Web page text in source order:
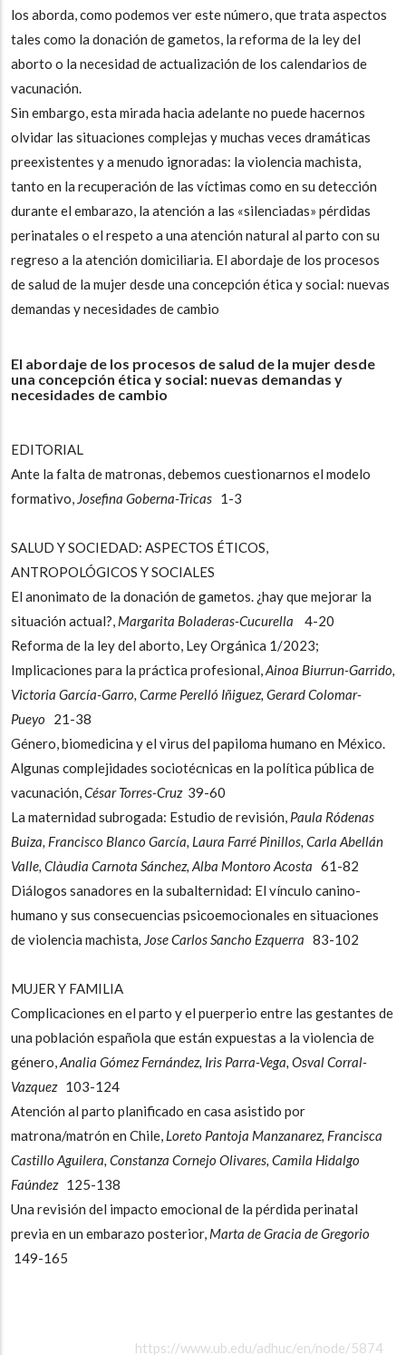
los aborda, como podemos ver este número, que trata aspectos
tales como la donación de gametos, la reforma de la ley del
aborto o la necesidad de actualización de los calendarios de
vacunación.
Sin embargo, esta mirada hacia adelante no puede hacernos
olvidar las situaciones complejas y muchas veces dramáticas
preexistentes y a menudo ignoradas: la violencia machista,
tanto en la recuperación de las víctimas como en su detección
durante el embarazo, la atención a las «silenciadas» pérdidas
perinatales o el respeto a una atención natural al parto con su
regreso a la atención domiciliaria. El abordaje de los procesos
de salud de la mujer desde una concepción ética y social: nuevas
demandas y necesidades de cambio
El abordaje de los procesos de salud de la mujer desde
una concepción ética y social: nuevas demandas y
necesidades de cambio
EDITORIAL
Ante la falta de matronas, debemos cuestionarnos el modelo
formativo, Josefina Goberna-Tricas 1-3
SALUD Y SOCIEDAD: ASPECTOS ÉTICOS,
ANTROPOLÓGICOS Y SOCIALES
El anonimato de la donación de gametos. ¿hay que mejorar la
situación actual?, Margarita Boladeras-Cucurella
4-20
Reforma de la ley del aborto, Ley Orgánica 1/2023;
Implicaciones para la práctica profesional,Ainoa Biurrun-Garrido,
Victoria García-Garro, Carme Perelló Iñiguez, Gerard Colomar-
Pueyo
21-38
Género, biomedicina y el virus del papiloma humano en México.
Algunas complejidades sociotécnicas en la política pública de
vacunación,César Torres-Cruz 39-60
La maternidad subrogada: Estudio de revisión, Paula Ródenas
Buiza, Francisco Blanco García, Laura Farré Pinillos, Carla Abellán
Valle, Clàudia Carnota Sánchez, Alba Montoro Acosta 61-82
Diálogos sanadores en la subalternidad: El vínculo canino-
humano y sus consecuencias psicoemocionales en situaciones
de violencia machista, Jose Carlos Sancho Ezquerra 83-102
MUJER Y FAMILIA
Complicaciones en el parto y el puerperio entre las gestantes de
una población española que están expuestas a la violencia de
género,Analia Gómez Fernández, Iris Parra-Vega, Osval Corral-
Vazquez 103-124
Atención al parto planificado en casa asistido por
matrona/matrón en Chile, Loreto Pantoja Manzanarez, Francisca
Castillo Aguilera, Constanza Cornejo Olivares, Camila Hidalgo
Faúndez 125-138
Una revisión del impacto emocional de la pérdida perinatal
previa en un embarazo posterior, Marta de Gracia de Gregorio
149-165
https://www.ub.edu/adhuc/en/node/5874